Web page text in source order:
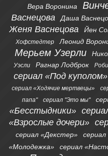
Вера Воронина
Васнецова
Даша
Женя Васнецова Йен
Хофстедтер Леонид
Мерьем Узерли
Уэсли Рагнар Лодброк
сериал «Под куполом»
сериал «Ходячие мертвецы»
папа" сериал "Это мы"
«Бесстыдники»
«Взрослые дочери»
сериал «Декстер»
«Молодежка» сериал